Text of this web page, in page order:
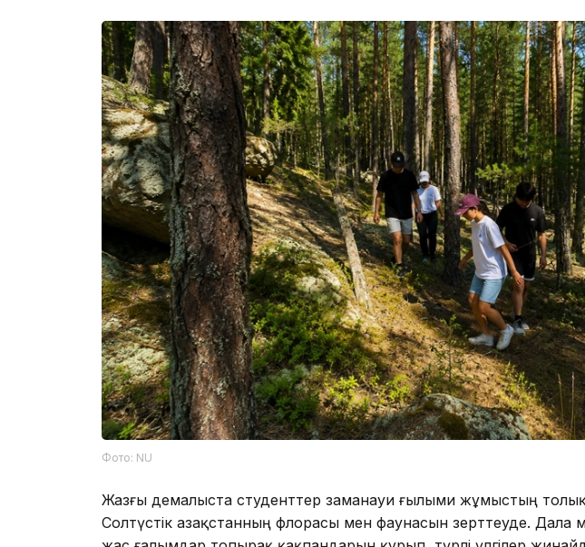
Фото: NU
Жазғы демалыста студенттер заманауи ғылыми жұмыстың
Солтүстік Қазақстанның флорасы мен фаунасын зерттеуде. Дала